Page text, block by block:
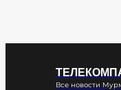
Все новости